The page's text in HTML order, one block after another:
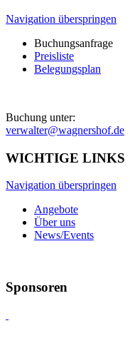
Navigation überspringen
Buchungsanfrage
Preisliste
Belegungsplan
Buchung unter:
verwalter@wagnershof.de
WICHTIGE LINKS
Navigation überspringen
Angebote
Über uns
News/Events
Sponsoren